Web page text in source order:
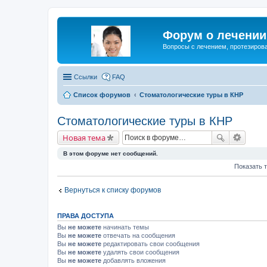
Форум о лечении
Вопросы с лечением,
Ссылки FAQ
Список форумов Стоматологические туры в КНР
Стоматологические туры в КНР
Новая тема
В этом форуме нет сообщений.
Показать
Вернуться к списку форумов
ПРАВА ДОСТУПА
Вы не можете начинать темы
Вы не можете отвечать на сообщения
Вы не можете редактировать свои сообщения
Вы не можете удалять свои сообщения
Вы не можете добавлять вложения